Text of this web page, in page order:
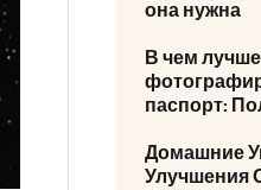
она нужна
В чем лучше
паспорт:
Домашние
Улучшения